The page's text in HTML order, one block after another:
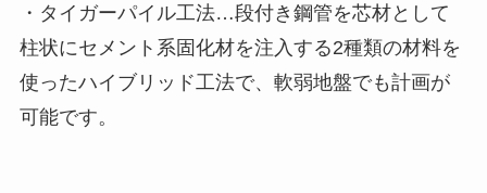
・タイガーパイル工法…段付き鋼管を芯材として
柱状にセメント系固化材を注入する2種類の材料を
使ったハイブリッド工法で、軟弱地盤でも計画が
可能です。